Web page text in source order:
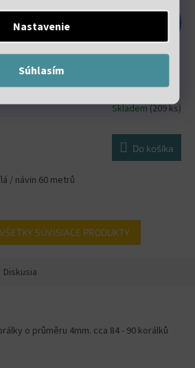
Nastavenie
Súhlasím
0.8mm bílá návin 60 metrů
Skladem(209 ks)
Do košíka
/ návin 60 metrů
SÚVISIACE PRODUKTY
Diskusia
o průměru 4mm. cca 84 - 90 korálků